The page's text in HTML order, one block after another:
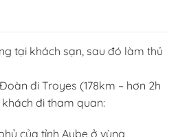
tại khách sạn, sau đó làm thủ
đi Troyes (178km – hơn 2h
đi tham quan:
của tỉnh Aube ở vùng